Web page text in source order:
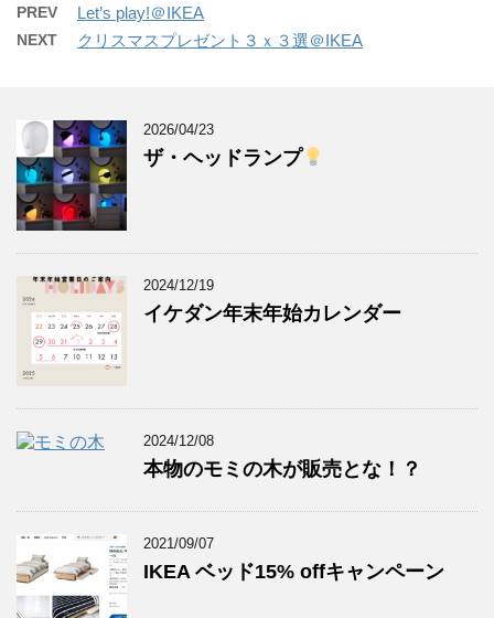
PREV Let’s play!＠IKEA
NEXT クリスマスプレゼント３ｘ３選＠IKEA
2026/04/23
ザ・ヘッドランプ
2024/12/19
イケダン年末年始カレンダー
2024/12/08
本物のモミの木が販売とな！？
2021/09/07
IKEA ベッド15% offキャンペーン